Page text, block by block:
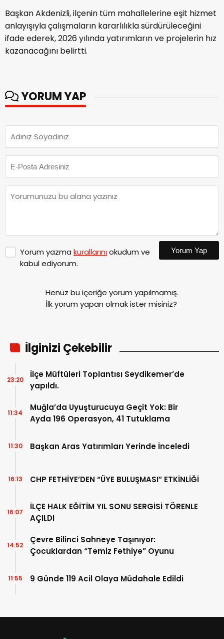
Başkan Akdenizli, ilçenin tüm mahallelerine eşit hizmet
anlayışıyla çalışmaların kararlılıkla sürdürüleceğini
ifade ederek, 2026 yılında yatırımların ve projelerin hız
kazanacağını belirtti.
YORUM YAP
Yorum yazma kurallarınıokudum ve
kabul ediyorum.
Yorum Yap
Henüz bu içeriğe yorum yapılmamış.
İlk yorum yapan olmak ister misiniz?
İlginizi Çekebilir
İlçe Müftüleri Toplantısı Seydikemer’de
yapıldı.
23:20
Muğla’da Uyuşturucuya Geçit Yok: Bir
Ayda 196 Operasyon, 41 Tutuklama
11:34
Başkan Aras Yatırımları Yerinde İnceledi
11:30
CHP FETHİYE’DEN “ÜYE BULUŞMASI” ETKİNLİĞİ
16:13
İLÇE HALK EĞİTİM YIL SONU SERGİSİ TÖRENLE
AÇILDI
16:07
Çevre Bilinci Sahneye Taşınıyor:
Çocuklardan “Temiz Fethiye” Oyunu
14:52
9 Günde 119 Acil Olaya Müdahale Edildi
11:55